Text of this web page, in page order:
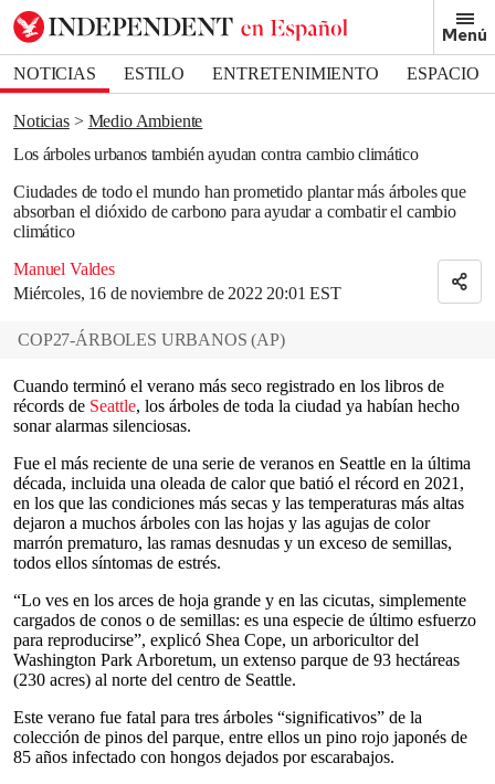
Menú
NOTICIAS ESTILO ENTRETENIMIENTO
ESPACIO
DEPORTES
Noticias
Medio Ambiente
Los árboles urbanos también ayudan contra cambio climático
Ciudades de todo el mundo han prometido plantar más árboles que
absorban el dióxido de carbono para ayudar a combatir el cambio
climático
Manuel Valdes
Miércoles, 16 de noviembre de 2022 20:01 EST
Bookmark popover
Removed from bookmarks
Close popover
COP27-ÁRBOLES URBANOS (AP)
Cuando terminó el verano más seco registrado en los libros de
récords de Seattle, los árboles de toda la ciudad ya habían hecho
sonar alarmas silenciosas.
Fue el más reciente de una serie de veranos en Seattle en la última
década, incluida una oleada de calor que batió el récord en 2021,
en los que las condiciones más secas y las temperaturas más altas
dejaron a muchos árboles con las hojas y las agujas de color
marrón prematuro, las ramas desnudas y un exceso de semillas,
todos ellos síntomas de estrés.
“Lo ves en los arces de hoja grande y en las cicutas, simplemente
cargados de conos o de semillas: es una especie de último esfuerzo
para reproducirse”, explicó Shea Cope, un arboricultor del
Washington Park Arboretum, un extenso parque de 93 hectáreas
(230 acres) al norte del centro de Seattle.
Este verano fue fatal para tres árboles “significativos” de la
colección de pinos del parque, entre ellos un pino rojo japonés de
85 años infectado con hongos dejados por escarabajos.